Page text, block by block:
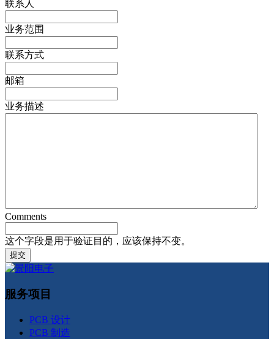
联系人
业务范围
联系方式
邮箱
业务描述
Comments
这个字段是用于验证目的，应该保持不变。
服务项目
PCB 设计
PCB 制造